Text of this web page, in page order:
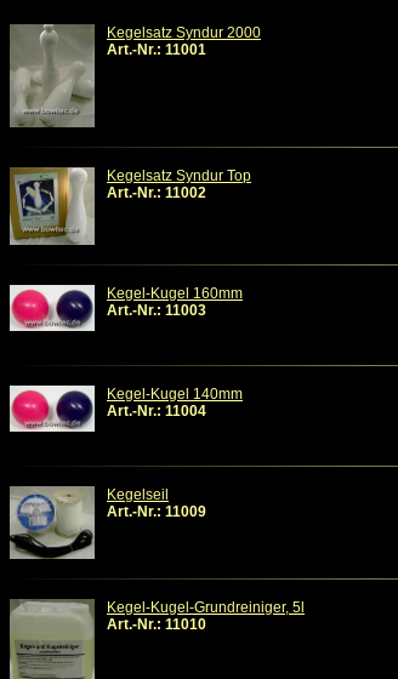
Kegelsatz Syndur 2000
Art.-Nr.: 11001
Kegelsatz Syndur Top
Art.-Nr.: 11002
Kegel-Kugel 160mm
Art.-Nr.: 11003
Kegel-Kugel 140mm
Art.-Nr.: 11004
Kegelseil
Art.-Nr.: 11009
Kegel-Kugel-Grundreiniger, 5l
Art.-Nr.: 11010